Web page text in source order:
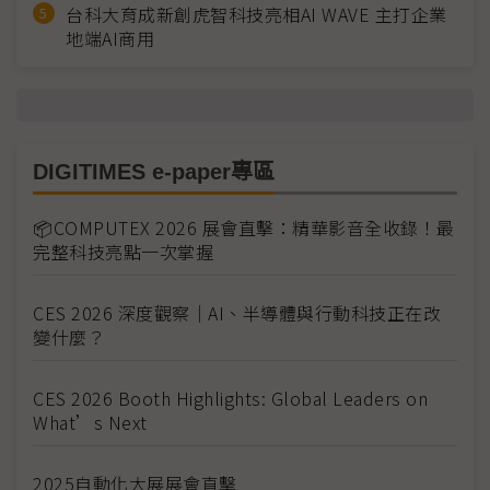
台科大育成新創虎智科技亮相AI WAVE 主打企業
地端AI商用
DIGITIMES e-paper專區
📦COMPUTEX 2026 展會直擊：精華影音全收錄！最
完整科技亮點一次掌握
CES 2026 深度觀察｜AI、半導體與行動科技正在改
變什麼？
CES 2026 Booth Highlights: Global Leaders on
What’s Next
2025自動化大展展會直擊